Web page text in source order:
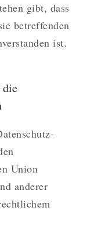
gibt, dass
betreffenden
ist.
die
Union
anderer